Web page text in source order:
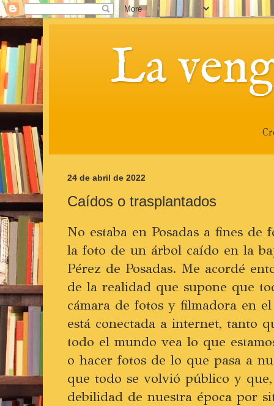
La
24 de abril de 2022
Caídos o trasplantados
No estaba en Posadas a fines de
la foto de un árbol caído en la
Pérez de Posadas. Me acordé
de la realidad que supone que
cámara de fotos y filmadora en
está conectada a internet, tanto
todo el mundo vea lo que
o hacer fotos de lo que pasa a
que todo se volvió público y
debilidad de nuestra época por